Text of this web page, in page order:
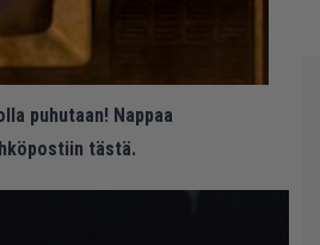
puhutaan! Nappaa
tästä.